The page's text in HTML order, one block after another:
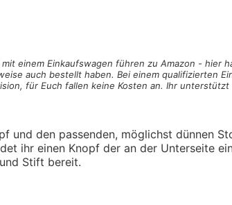
einem Einkaufswagen führen zu Amazon - hier
auch bestellt haben. Bei einem qualifizierten
für Euch fallen keine Kosten an. Ihr
und den passenden, möglichst dünnen
ihr einen Knopf der an der Unterseite
Stift bereit.